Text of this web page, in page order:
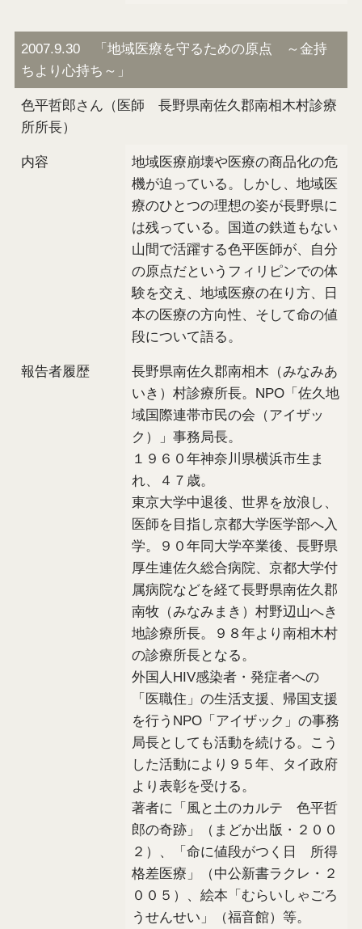
2007.9.30 「地域医療を守るための原点 ～金持
ちより心持ち～」
色平哲郎さん（医師 長野県南佐久郡南相木村診療
所所長）
内容
地域医療崩壊や医療の商品化の危
機が迫っている。しかし、地域医
療のひとつの理想の姿が長野県に
は残っている。国道の鉄道もない
山間で活躍する色平医師が、自分
の原点だというフィリピンでの体
験を交え、地域医療の在り方、日
本の医療の方向性、そして命の値
段について語る。
報告者履歴
長野県南佐久郡南相木（みなみあ
いき）村診療所長。NPO「佐久地
域国際連帯市民の会（アイザッ
ク）」事務局長。
１９６０年神奈川県横浜市生ま
れ、４７歳。
東京大学中退後、世界を放浪し、
医師を目指し京都大学医学部へ入
学。９０年同大学卒業後、長野県
厚生連佐久総合病院、京都大学付
属病院などを経て長野県南佐久郡
南牧（みなみまき）村野辺山へき
地診療所長。９８年より南相木村
の診療所長となる。
外国人HIV感染者・発症者への
「医職住」の生活支援、帰国支援
を行うNPO「アイザック」の事務
局長としても活動を続ける。こう
した活動により９５年、タイ政府
より表彰を受ける。
著者に「風と土のカルテ 色平哲
郎の奇跡」（まどか出版・２００
２）、「命に値段がつく日 所得
格差医療」（中公新書ラクレ・２
００５）、絵本「むらいしゃごろ
うせんせい」（福音館）等。